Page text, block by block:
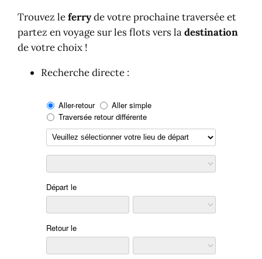
Autriche
Bahamas
Cambodge
Chine
Chypre
Corée du Sud
Croatie
Danemark
Espagne
Iles Baléares
Iles canaries
Estonie
Trouvez leferryde votre prochaine traversée et
partez en voyage sur les flots vers ladestination
de votre choix !
Recherche directe :